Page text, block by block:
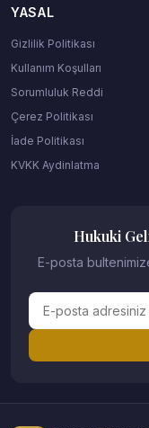
YASAL
Gizlilik Politikası
Kullanım Koşulları
Sorumluluk Reddi
Çerez Politikası
İade Politikası
KVKK Aydinlatma
Hukuki
E-posta